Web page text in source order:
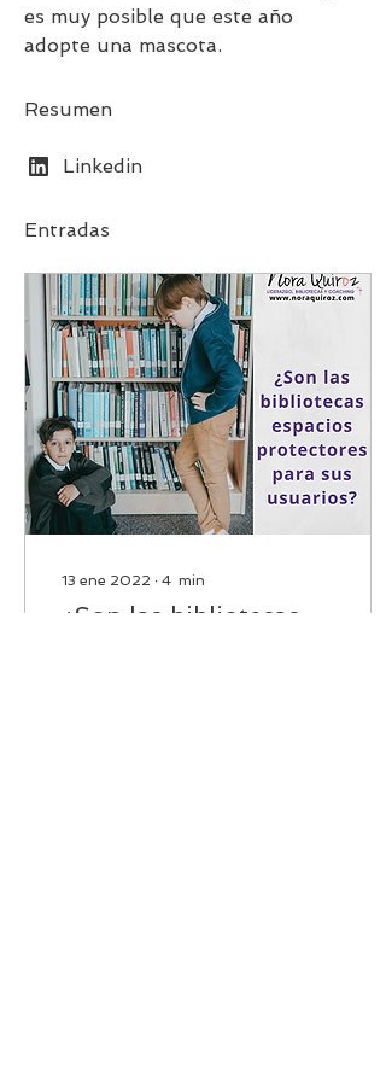
es muy posible que este año
adopte una mascota.
Resumen
Linkedin
Entradas
13 ene 2022 ∙ 4 min
¿Son las bibliotecas